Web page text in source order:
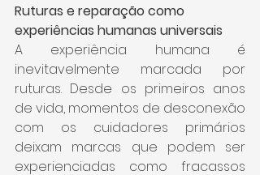
Ruturas e reparação como
experiências humanas universais
A experiência humana é
inevitavelmente marcada por
ruturas. Desde os primeiros anos
de vida, momentos de desconexão
com os cuidadores primários
deixam marcas que podem ser
experienciadas como fracassos